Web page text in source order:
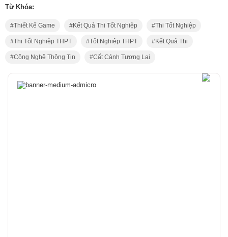
Từ Khóa:
Thiết Kế Game Kết Quả Thi Tốt Nghiệp Thi Tốt Nghiệp
Thi Tốt Nghiệp THPT Tốt Nghiệp THPT Kết Quả Thi
Công Nghệ Thông Tin Cất Cánh Tương Lai